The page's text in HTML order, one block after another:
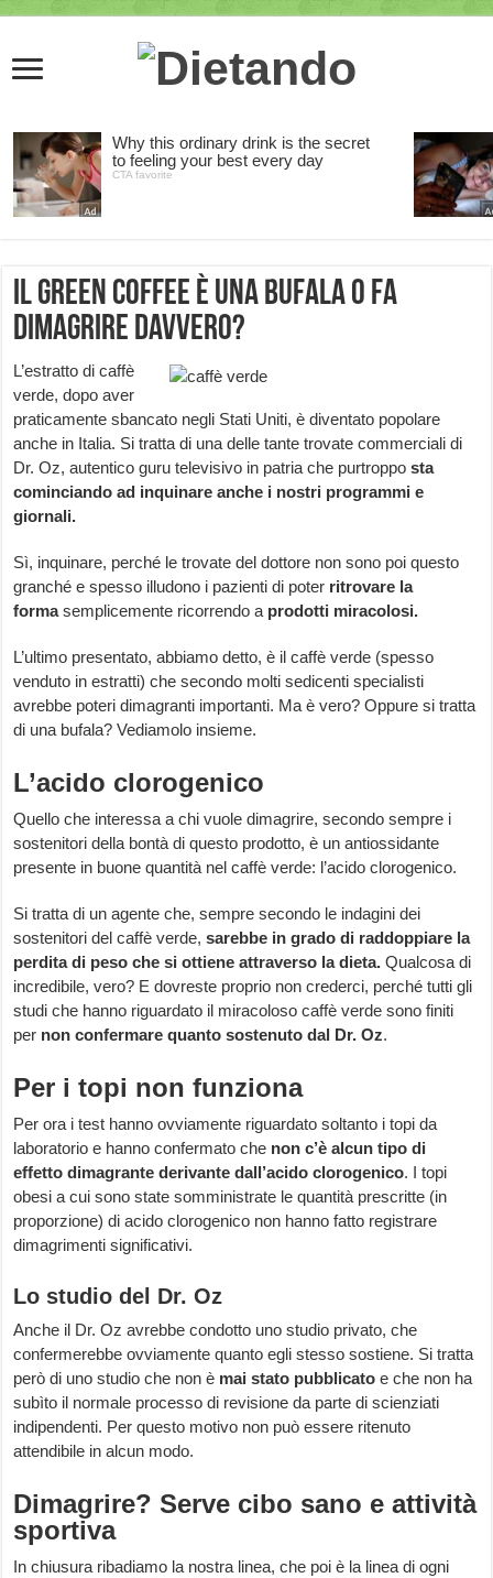
Il green coffee è una bufala o fa
dimagrire davvero?
L’estratto di caffè
verde, dopo aver
praticamente sbancato negli Stati Uniti, è diventato popolare
anche in Italia. Si tratta di una delle tante trovate commerciali di
Dr. Oz, autentico guru televisivo in patria che purtropposta
cominciando ad inquinare anche i nostri programmi e
giornali.
Sì, inquinare, perché le trovate del dottore non sono poi questo
granché e spesso illudono i pazienti di poter ritrovare la
formasemplicemente ricorrendo a prodotti miracolosi.
L’ultimo presentato, abbiamo detto, è il caffè verde (spesso
venduto in estratti) che secondo molti sedicenti specialisti
avrebbe poteri dimagranti importanti. Ma è vero? Oppure si tratta
di una bufala? Vediamolo insieme.
L’acido clorogenico
Quello che interessa a chi vuole dimagrire, secondo sempre i
sostenitori della bontà di questo prodotto, è un antiossidante
presente in buone quantità nel caffè verde: l’acido clorogenico.
Si tratta di un agente che, sempre secondo le indagini dei
sostenitori del caffè verde,sarebbe in grado di raddoppiare la
perdita di peso che si ottiene attraverso la dieta. Qualcosa di
incredibile, vero? E dovreste proprio non crederci, perché tutti gli
studi che hanno riguardato il miracoloso caffè verde sono finiti
per non confermare quanto sostenuto dal Dr. Oz.
Per i topi non funziona
Per ora i test hanno ovviamente riguardato soltanto i topi da
laboratorio e hanno confermato che non c’è alcun tipo di
effetto dimagrante derivante dall’acido clorogenico. I topi
obesi a cui sono state somministrate le quantità prescritte (in
proporzione) di acido clorogenico non hanno fatto registrare
dimagrimenti significativi.
Lo studio del Dr. Oz
Anche il Dr. Oz avrebbe condotto uno studio privato, che
confermerebbe ovviamente quanto egli stesso sostiene. Si tratta
però di uno studio che non è mai stato pubblicato e che non ha
subìto il normale processo di revisione da parte di scienziati
indipendenti. Per questo motivo non può essere ritenuto
attendibile in alcun modo.
Dimagrire? Serve cibo sano e attività
sportiva
In chiusura ribadiamo la nostra linea, che poi è la linea di ogni